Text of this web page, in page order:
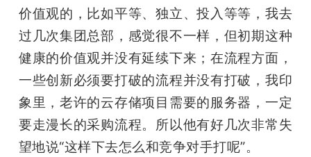
价值观的，比如平等、独立、投入等等，我去
过几次集团总部，感觉很不一样，但初期这种
健康的价值观并没有延续下来；在流程方面，
一些创新必须要打破的流程并没有打破，我印
象里，老许的云存储项目需要的服务器，一定
要走漫长的采购流程。所以他有好几次非常失
望地说“这样下去怎么和竞争对手打呢”。